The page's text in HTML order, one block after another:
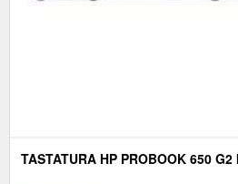
TASTATURA HP PROBOOK 650 G2